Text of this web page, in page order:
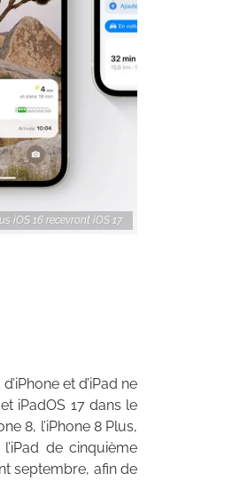
iOS 16 recevront iOS 17
et d’iPad ne
iPadOS 17 dans le
8, l’iPhone 8 Plus,
de cinquième
septembre, afin de